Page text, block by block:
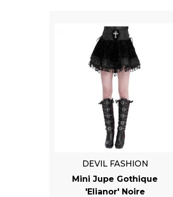
'Assassin's Creed' avec Boucles et Spikes
DEVIL FASHION
Mini Jupe Gothique
'Elianor' Noire